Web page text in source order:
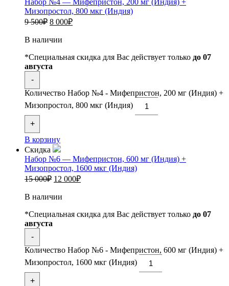
Мизопростол, 800 мкг (Индия)
9 500₽ 8 000₽
В наличии
*Специальная скидка для Вас действует только до 07
августа
-
Количество Набор №4 - Мифепристон, 200 мг (Индия) +
Мизопростол, 800 мкг (Индия)
+
В корзину
Скидка
Набор №6 — Мифепристон, 600 мг (Индия) +
Мизопростол, 1600 мкг (Индия)
15 000₽ 12 000₽
В наличии
*Специальная скидка для Вас действует только до 07
августа
-
Количество Набор №6 - Мифепристон, 600 мг (Индия) +
Мизопростол, 1600 мкг (Индия)
+